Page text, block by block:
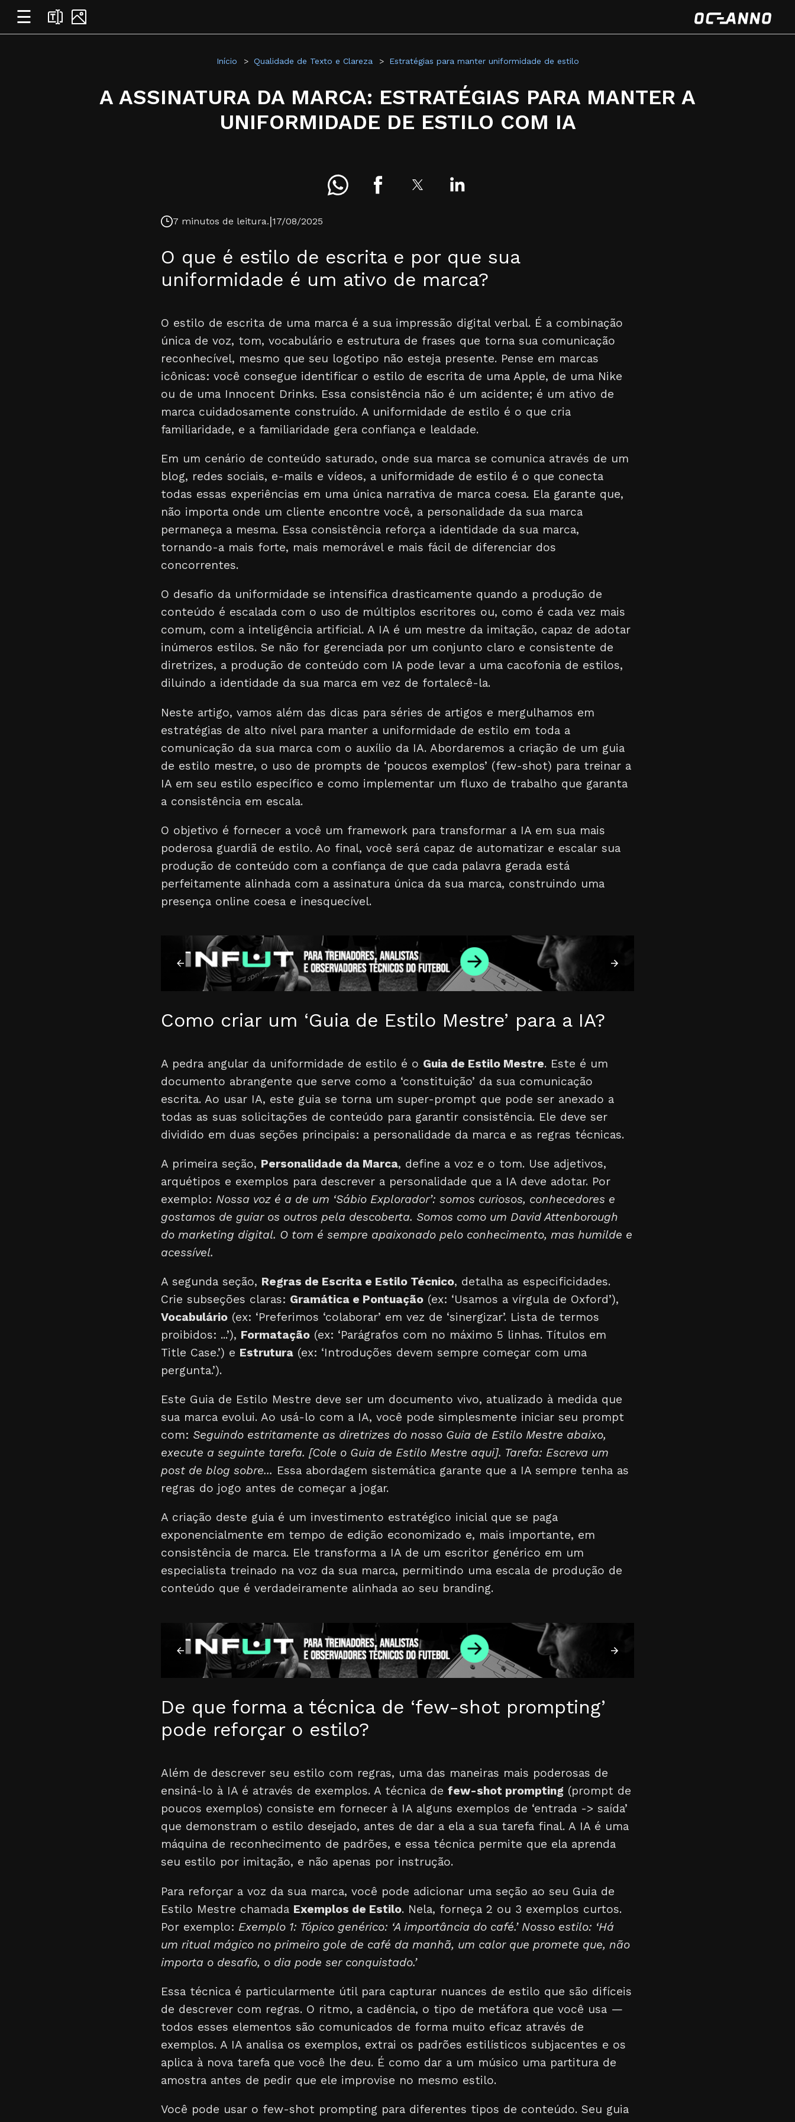
☰
Início Qualidade de Texto e Clareza Estratégias para manter uniformidade de estilo
A ASSINATURA DA MARCA: ESTRATÉGIAS PARA MANTER A
UNIFORMIDADE DE ESTILO COM IA
7 minutos de leitura.|17/08/2025
O que é estilo de escrita e por que sua
uniformidade é um ativo de marca?
O estilo de escrita de uma marca é a sua impressão digital verbal. É a combinação
única de voz, tom, vocabulário e estrutura de frases que torna sua comunicação
reconhecível, mesmo que seu logotipo não esteja presente. Pense em marcas
icônicas: você consegue identificar o estilo de escrita de uma Apple, de uma Nike
ou de uma Innocent Drinks. Essa consistência não é um acidente; é um ativo de
marca cuidadosamente construído. A uniformidade de estilo é o que cria
familiaridade, e a familiaridade gera confiança e lealdade.
Em um cenário de conteúdo saturado, onde sua marca se comunica através de um
blog, redes sociais, e-mails e vídeos, a uniformidade de estilo é o que conecta
todas essas experiências em uma única narrativa de marca coesa. Ela garante que,
não importa onde um cliente encontre você, a personalidade da sua marca
permaneça a mesma. Essa consistência reforça a identidade da sua marca,
tornando-a mais forte, mais memorável e mais fácil de diferenciar dos
concorrentes.
O desafio da uniformidade se intensifica drasticamente quando a produção de
conteúdo é escalada com o uso de múltiplos escritores ou, como é cada vez mais
comum, com a inteligência artificial. A IA é um mestre da imitação, capaz de adotar
inúmeros estilos. Se não for gerenciada por um conjunto claro e consistente de
diretrizes, a produção de conteúdo com IA pode levar a uma cacofonia de estilos,
diluindo a identidade da sua marca em vez de fortalecê-la.
Neste artigo, vamos além das dicas para séries de artigos e mergulhamos em
estratégias de alto nível para manter a uniformidade de estilo em toda a
comunicação da sua marca com o auxílio da IA. Abordaremos a criação de um guia
de estilo mestre, o uso de prompts de ‘poucos exemplos’ (few-shot) para treinar a
IA em seu estilo específico e como implementar um fluxo de trabalho que garanta
a consistência em escala.
O objetivo é fornecer a você um framework para transformar a IA em sua mais
poderosa guardiã de estilo. Ao final, você será capaz de automatizar e escalar sua
produção de conteúdo com a confiança de que cada palavra gerada está
perfeitamente alinhada com a assinatura única da sua marca, construindo uma
presença online coesa e inesquecível.
Como criar um ‘Guia de Estilo Mestre’ para a IA?
A pedra angular da uniformidade de estilo é o Guia de Estilo Mestre. Este é um
documento abrangente que serve como a ‘constituição’ da sua comunicação
escrita. Ao usar IA, este guia se torna um super-prompt que pode ser anexado a
todas as suas solicitações de conteúdo para garantir consistência. Ele deve ser
dividido em duas seções principais: a personalidade da marca e as regras técnicas.
A primeira seção, Personalidade da Marca, define a voz e o tom. Use adjetivos,
arquétipos e exemplos para descrever a personalidade que a IA deve adotar. Por
exemplo: Nossa voz é a de um ‘Sábio Explorador’: somos curiosos, conhecedores e
gostamos de guiar os outros pela descoberta. Somos como um David Attenborough
do marketing digital. O tom é sempre apaixonado pelo conhecimento, mas humilde e
acessível.
A segunda seção, Regras de Escrita e Estilo Técnico, detalha as especificidades.
Crie subseções claras: Gramática e Pontuação (ex: ‘Usamos a vírgula de Oxford’),
Vocabulário (ex: ‘Preferimos ‘colaborar’ em vez de ‘sinergizar’. Lista de termos
proibidos: ...’), Formatação (ex: ‘Parágrafos com no máximo 5 linhas. Títulos em
Title Case.’) e Estrutura (ex: ‘Introduções devem sempre começar com uma
pergunta.’).
Este Guia de Estilo Mestre deve ser um documento vivo, atualizado à medida que
sua marca evolui. Ao usá-lo com a IA, você pode simplesmente iniciar seu prompt
com: Seguindo estritamente as diretrizes do nosso Guia de Estilo Mestre abaixo,
execute a seguinte tarefa. [Cole o Guia de Estilo Mestre aqui]. Tarefa: Escreva um
post de blog sobre... Essa abordagem sistemática garante que a IA sempre tenha as
regras do jogo antes de começar a jogar.
A criação deste guia é um investimento estratégico inicial que se paga
exponencialmente em tempo de edição economizado e, mais importante, em
consistência de marca. Ele transforma a IA de um escritor genérico em um
especialista treinado na voz da sua marca, permitindo uma escala de produção de
conteúdo que é verdadeiramente alinhada ao seu branding.
De que forma a técnica de ‘few-shot prompting’
pode reforçar o estilo?
Além de descrever seu estilo com regras, uma das maneiras mais poderosas de
ensiná-lo à IA é através de exemplos. A técnica de few-shot prompting (prompt de
poucos exemplos) consiste em fornecer à IA alguns exemplos de ‘entrada -> saída’
que demonstram o estilo desejado, antes de dar a ela a sua tarefa final. A IA é uma
máquina de reconhecimento de padrões, e essa técnica permite que ela aprenda
seu estilo por imitação, e não apenas por instrução.
Para reforçar a voz da sua marca, você pode adicionar uma seção ao seu Guia de
Estilo Mestre chamada Exemplos de Estilo. Nela, forneça 2 ou 3 exemplos curtos.
Por exemplo: Exemplo 1: Tópico genérico: ‘A importância do café.’ Nosso estilo: ‘Há
um ritual mágico no primeiro gole de café da manhã, um calor que promete que, não
importa o desafio, o dia pode ser conquistado.’
Essa técnica é particularmente útil para capturar nuances de estilo que são difíceis
de descrever com regras. O ritmo, a cadência, o tipo de metáfora que você usa —
todos esses elementos são comunicados de forma muito eficaz através de
exemplos. A IA analisa os exemplos, extrai os padrões estilísticos subjacentes e os
aplica à nova tarefa que você lhe deu. É como dar a um músico uma partitura de
amostra antes de pedir que ele improvise no mesmo estilo.
Você pode usar o few-shot prompting para diferentes tipos de conteúdo. Seu guia